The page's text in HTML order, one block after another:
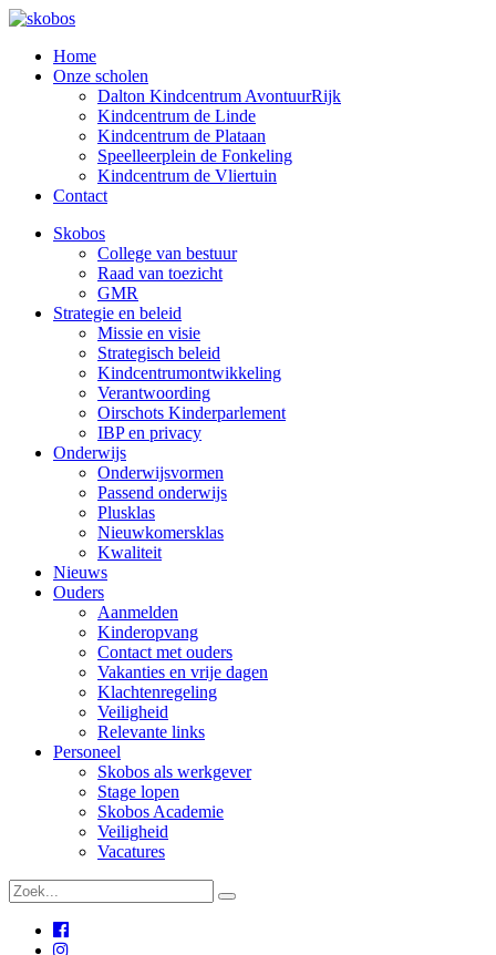
Home
Onze scholen
Dalton Kindcentrum AvontuurRijk
Kindcentrum de Linde
Kindcentrum de Plataan
Speelleerplein de Fonkeling
Kindcentrum de Vliertuin
Contact
Skobos
College van bestuur
Raad van toezicht
GMR
Strategie en beleid
Missie en visie
Strategisch beleid
Kindcentrumontwikkeling
Verantwoording
Oirschots Kinderparlement
IBP en privacy
Onderwijs
Onderwijsvormen
Passend onderwijs
Plusklas
Nieuwkomersklas
Kwaliteit
Nieuws
Ouders
Aanmelden
Kinderopvang
Contact met ouders
Vakanties en vrije dagen
Klachtenregeling
Veiligheid
Relevante links
Personeel
Skobos als werkgever
Stage lopen
Skobos Academie
Veiligheid
Vacatures